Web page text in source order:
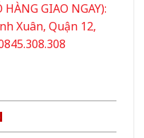
GIAO NGAY):
Xuân, Quận 12,